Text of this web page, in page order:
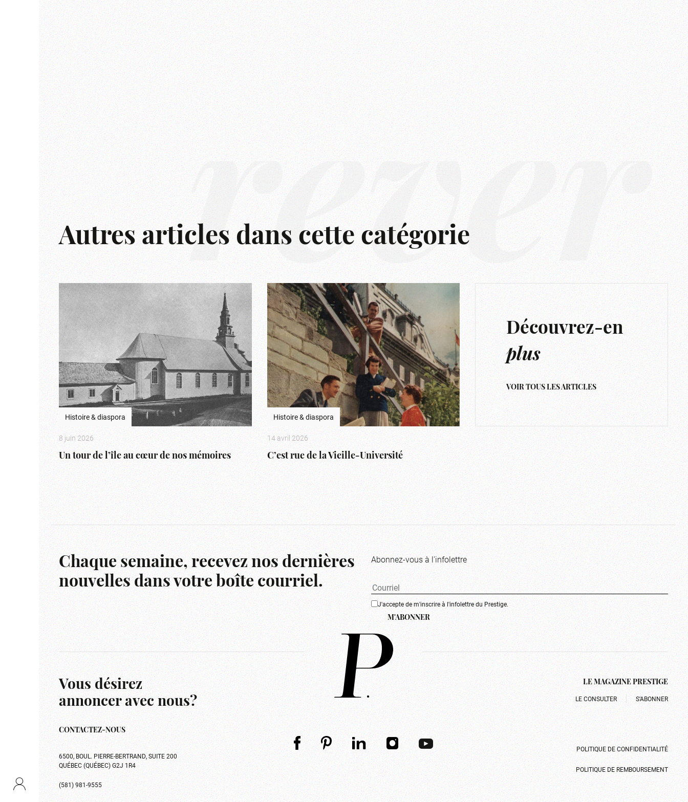
rêver
Autres articles dans cette catégorie
Histoire & diaspora
8 juin 2026
Un tour de l’île au cœur de nos mémoires
Histoire & diaspora
14 avril 2026
C’est rue de la Vieille-Université
Découvrez-en
plus
VOIR TOUS LES ARTICLES
Chaque semaine, recevez nos dernières
nouvelles dans votre boîte courriel.
Abonnez-vous à l'infolettre
J'accepte de m'inscrire à l'infolettre du Prestige.
M'ABONNER
Vous désirez
annoncer avec nous?
CONTACTEZ-NOUS
6500, BOUL. PIERRE-BERTRAND, SUITE 200
QUÉBEC (QUÉBEC) G2J 1R4
(581) 981-9555
LE MAGAZINE PRESTIGE
LE CONSULTER S’ABONNER
POLITIQUE DE CONFIDENTIALITÉ
POLITIQUE DE REMBOURSEMENT